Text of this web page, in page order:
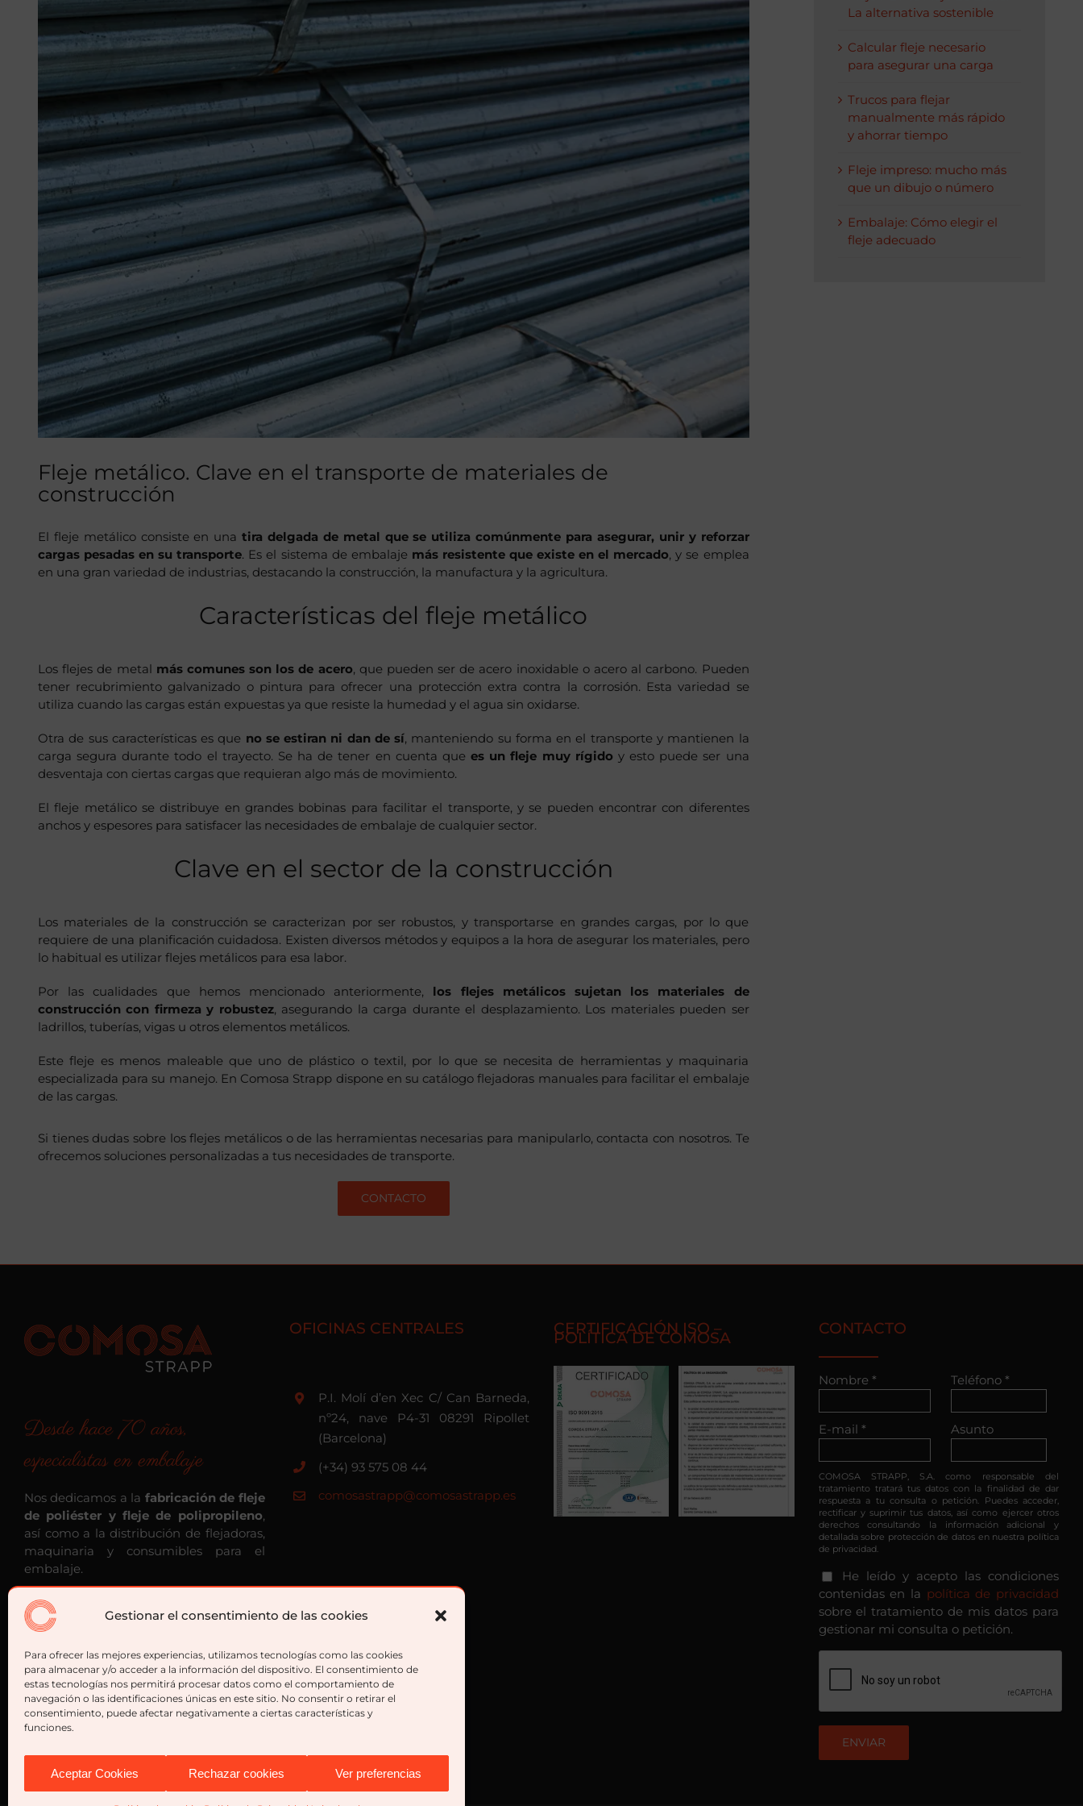
Gestionar el consentimiento de las cookies
Para ofrecer las mejores experiencias, utilizamos tecnologías como las cookies
para almacenar y/o acceder a la información del dispositivo. El consentimiento de
estas tecnologías nos permitirá procesar datos como el comportamiento de
navegación o las identificaciones únicas en este sitio. No consentir o retirar el
consentimiento, puede afectar negativamente a ciertas características y
funciones.
Aceptar Cookies Rechazar cookies Ver preferencias
Fleje metálico. Clave en el transporte de materiales de
construcción
El fleje metálico consiste en unatira delgada de metal que se utiliza comúnmente para asegurar, unir y reforzar
cargas pesadas en su transporte. Es el sistema de embalaje más resistente que existe en el mercado, y se emplea
en una gran variedad de industrias, destacando la construcción, la manufactura y la agricultura.
Características del fleje metálico
Los flejes de metal más comunes son los de acero, que pueden ser de acero inoxidable o acero al carbono. Pueden
tener recubrimiento galvanizado o pintura para ofrecer una protección extra contra la corrosión. Esta variedad se
utiliza cuando las cargas están expuestas ya que resiste la humedad y el agua sin oxidarse.
Otra de sus características es que no se estiran ni dan de sí, manteniendo su forma en el transporte y mantienen la
carga segura durante todo el trayecto. Se ha de tener en cuenta quees un fleje muy rígido y esto puede ser una
desventaja con ciertas cargas que requieran algo más de movimiento.
El fleje metálico se distribuye en grandes bobinas para facilitar el transporte, y se pueden encontrar con diferentes
anchos y espesores para satisfacer las necesidades de embalaje de cualquier sector.
Clave en el sector de la construcción
Los materiales de la construcción se caracterizan por ser robustos, y transportarse en grandes cargas, por lo que
requiere de una planificación cuidadosa. Existen diversos métodos y equipos a la hora de asegurar los materiales, pero
lo habitual es utilizar flejes metálicos para esa labor.
Por las cualidades que hemos mencionado anteriormente, los flejes metálicos sujetan los materiales de
construcción con firmeza y robustez, asegurando la carga durante el desplazamiento. Los materiales pueden ser
ladrillos, tuberías, vigas u otros elementos metálicos.
Este fleje es menos maleable que uno de plástico o textil, por lo que se necesita de herramientas y maquinaria
especializada para su manejo. En Comosa Strapp dispone en su catálogo flejadoras manuales para facilitar el embalaje
de las cargas.
Si tienes dudas sobre los flejes metálicos o de las herramientas necesarias para manipularlo, contacta con nosotros. Te
ofrecemos soluciones personalizadas a tus necesidades de transporte.
CONTACTO
La alternativa sostenible
Calcular fleje necesario
para asegurar una carga
Trucos para flejar
manualmente más rápido
y ahorrar tiempo
Fleje impreso: mucho más
que un dibujo o número
Embalaje: Cómo elegir el
fleje adecuado
Desde hace 70 años,
especialistas en embalaje
Nos dedicamos a la fabricación de fleje
de poliéster y fleje de polipropileno,
así como a la distribución de flejadoras,
maquinaria y consumibles para el
embalaje.
OFICINAS CENTRALES
P.I. Molí d’en Xec C/ Can Barneda,
nº24, nave P4-31 08291 Ripollet
(Barcelona)
(+34) 93 575 08 44
comosastrapp@comosastrapp.es
CERTIFICACIÓN ISO –
POLÍTICA DE COMOSA
CONTACTO
Nombre * Teléfono *
E-mail * Asunto
COMOSA STRAPP, S.A. como responsable del
tratamiento tratará tus datos con la finalidad de dar
respuesta a tu consulta o petición. Puedes acceder,
rectificar y suprimir tus datos, así como ejercer otros
derechos consultando la información adicional y
detallada sobre protección de datos en nuestra política
de privacidad.
He leído y acepto las condiciones
contenidas en la política de privacidad
sobre el tratamiento de mis datos para
gestionar mi consulta o petición.